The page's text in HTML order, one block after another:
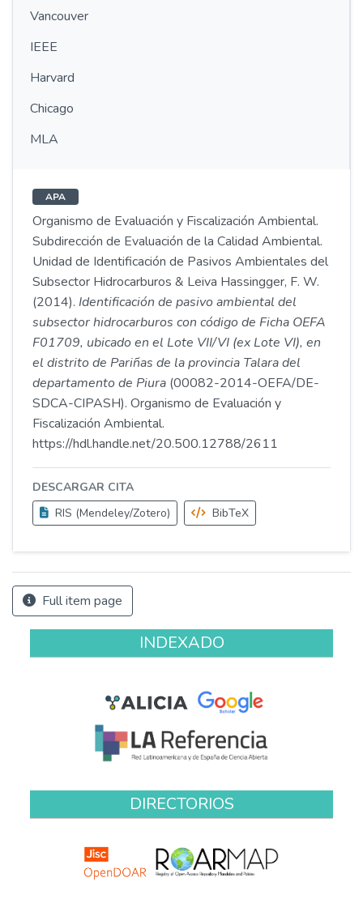
Vancouver
IEEE
Harvard
Chicago
MLA
APA
Organismo de Evaluación y Fiscalización Ambiental.
Subdirección de Evaluación de la Calidad Ambiental.
Unidad de Identificación de Pasivos Ambientales del
Subsector Hidrocarburos & Leiva Hassingger, F. W.
(2014). Identificación de pasivo ambiental del
subsector hidrocarburos con código de Ficha OEFA
F01709, ubicado en el Lote VII/VI (ex Lote VI), en
el distrito de Pariñas de la provincia Talara del
departamento de Piura (00082-2014-OEFA/DE-
SDCA-CIPASH). Organismo de Evaluación y
Fiscalización Ambiental.
https://hdl.handle.net/20.500.12788/2611
DESCARGAR CITA
RIS (Mendeley/Zotero)
BibTeX
Full item page
INDEXADO
DIRECTORIOS